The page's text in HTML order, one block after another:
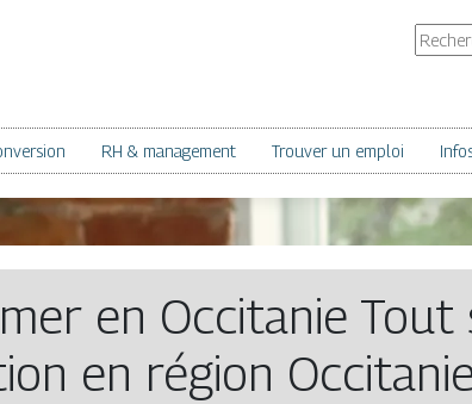
RH & management Trouver un emploi
en Occitanie Tout
en région